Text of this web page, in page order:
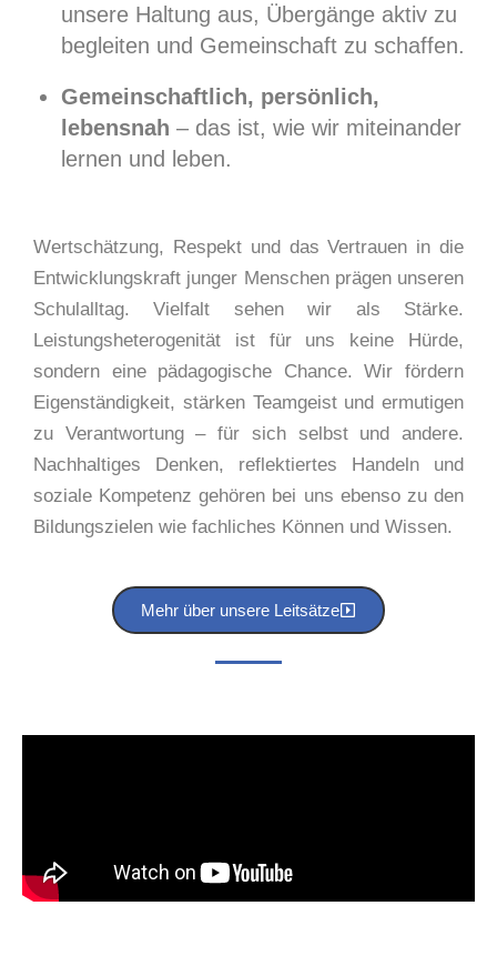
unsere Haltung aus, Übergänge aktiv zu
begleiten und Gemeinschaft zu schaffen.
Gemeinschaftlich, persönlich,
lebensnah – das ist, wie wir miteinander
lernen und leben.
Wertschätzung, Respekt und das Vertrauen in die
Entwicklungskraft junger Menschen prägen unseren
Schulalltag. Vielfalt sehen wir als Stärke.
Leistungsheterogenität ist für uns keine Hürde,
sondern eine pädagogische Chance. Wir fördern
Eigenständigkeit, stärken Teamgeist und ermutigen
zu Verantwortung – für sich selbst und andere.
Nachhaltiges Denken, reflektiertes Handeln und
soziale Kompetenz gehören bei uns ebenso zu den
Bildungszielen wie fachliches Können und Wissen.
Mehr über unsere Leitsätze